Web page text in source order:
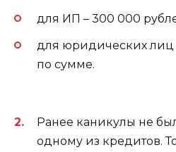
для ИП – 300 000
для юридических лиц
по сумме.
Ранее каникулы не
одному из кредитов.